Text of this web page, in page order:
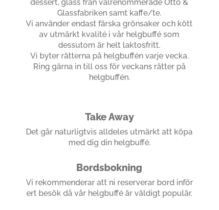
dessert, glass från välrenommerade Otto &
Glassfabriken samt kaffe/te.
Vi använder endast färska grönsaker och kött
av utmärkt kvalité i vår helgbuffé som
dessutom är helt laktosfritt.
Vi byter rätterna på helgbuffén varje vecka.
Ring gärna in till oss för veckans rätter på
helgbuffén.
Take Away
Det går naturligtvis alldeles utmärkt att köpa
med dig din helgbuffé.
Bordsbokning
Vi rekommenderar att ni reserverar bord inför
ert besök då vår helgbuffé är väldigt populär.